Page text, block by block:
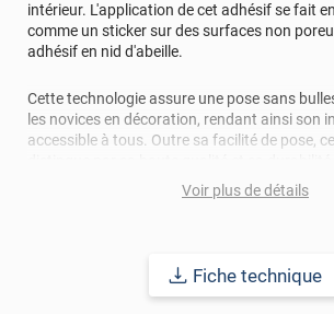
intérieur. L'application de cet adhésif se fait
comme un sticker sur des surfaces non
adhésif en nid d'abeille.
Cette technologie assure une pose sans
les novices en décoration, rendant ainsi son
accessible à tous. Outre sa facilité de pose,
efficacement à l'eau, à la saleté, à l'abrasion,
l'usure quotidienne, il assure une tenue
Son épaisseur lui permet également de
imperfections de la surface, offrant un
Voir plus de détails
Fiche technique